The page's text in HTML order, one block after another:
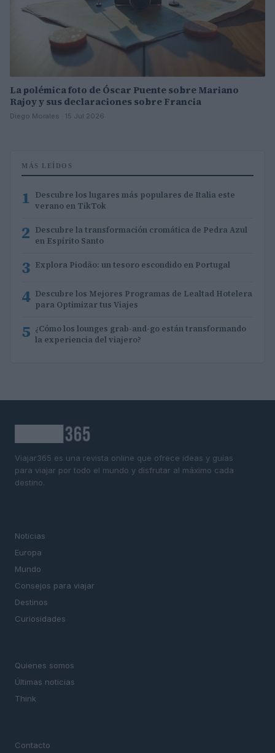
La polémica foto de Óscar Puente sobre Mariano
Rajoy y sus declaraciones sobre Francia
Diego Morales · 15 Jul 2026
MÁS LEÍDOS
1 Descubre los lugares más populares de Italia este
verano en TikTok
2 Descubre la transformación cromática de Pedra Azul
en Espírito Santo
3 Explora Piodão: un tesoro escondido en Portugal
4 Descubre los Mejores Programas de Lealtad Hotelera
para Optimizar tus Viajes
5 ¿Cómo los lounges grab-and-go están transformando
la experiencia del viajero?
Viajar365 es una revista online que ofrece ideas y guías
para viajar por todo el mundo y disfrutar al máximo cada
destino.
Noticias
Europa
Mundo
Consejos para viajar
Destinos
Curiosidades
Quienes somos
Últimas noticias
Think
Contacto